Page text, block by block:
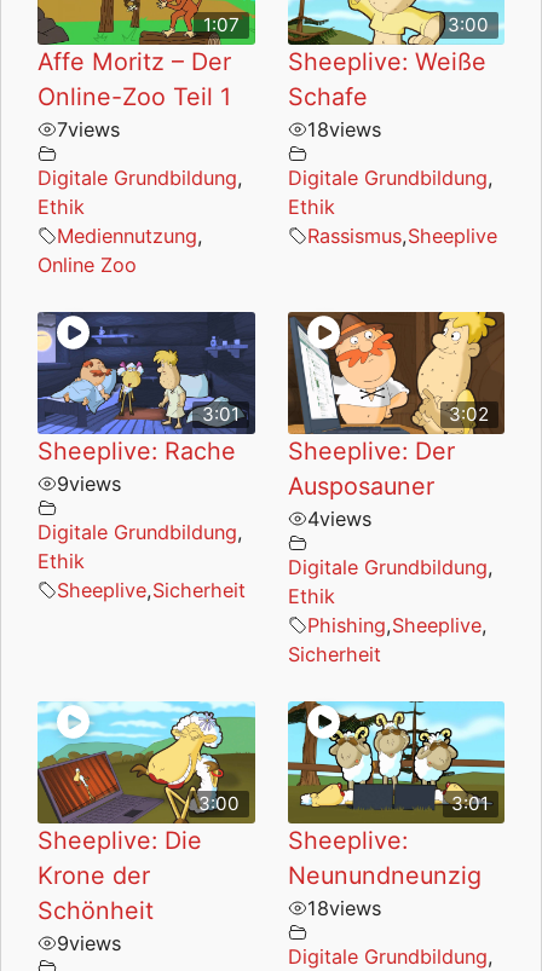
1:07
Affe Moritz – Der
Online-Zoo Teil 1
7views
Digitale Grundbildung,
Ethik
Mediennutzung,
Online Zoo
3:00
Sheeplive: Weiße
Schafe
18views
Digitale Grundbildung,
Ethik
Rassismus,Sheeplive
3:01
Sheeplive: Rache
9views
Digitale Grundbildung,
Ethik
Sheeplive,Sicherheit
3:02
Sheeplive: Der
Ausposauner
4views
Digitale Grundbildung,
Ethik
Phishing,Sheeplive,
Sicherheit
3:00
Sheeplive: Die
Krone der
Schönheit
9views
3:01
Sheeplive:
Neunundneunzig
18views
Digitale Grundbildung,